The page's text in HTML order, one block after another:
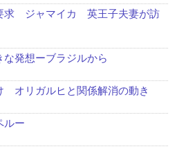
求 ジャマイカ 英王子夫妻が訪
発想ーブラジルから
オリガルヒと関係解消の動き
ルー